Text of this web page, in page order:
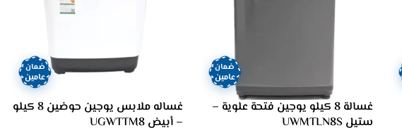
ضمان
عامين
غسالة 8 كيلو يوجين فتحة علوية –
ستيل UWMTLN8S
ضمان
عامين
غساله ملابس يوجين حوضين 8 كيلو
– أبيض UGWTTM8